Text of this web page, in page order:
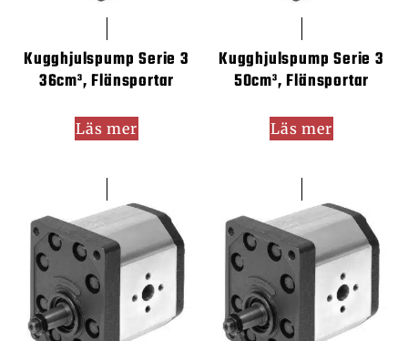
Kugghjulspump Serie 3
36cm³, Flänsportar
Läs mer
Kugghjulspump Serie 3
50cm³, Flänsportar
Läs mer